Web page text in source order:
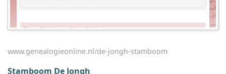
www.genealogieonline.nl/de-jongh-stamboom
Stamboom De Jongh